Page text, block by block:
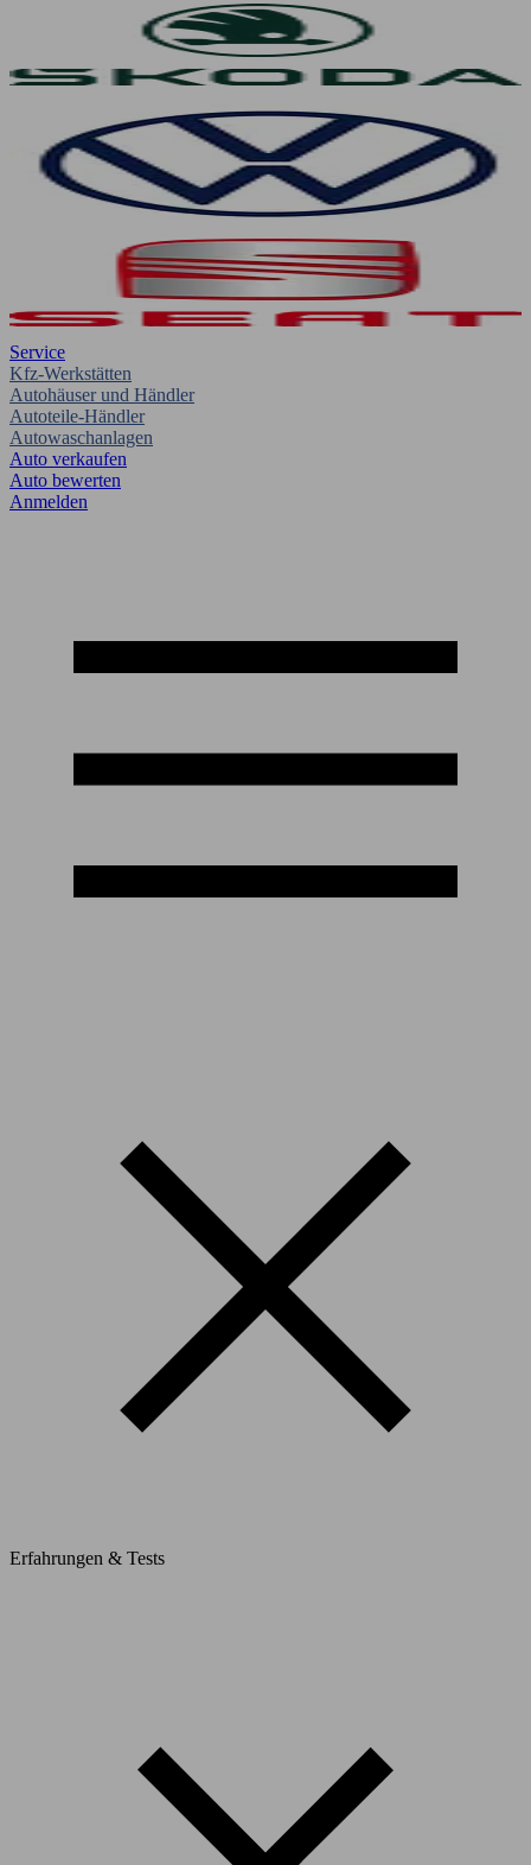
Service
Kfz-Werkstätten
Autohäuser und Händler
Autoteile-Händler
Autowaschanlagen
Auto verkaufen
Auto bewerten
Anmelden
Erfahrungen & Tests